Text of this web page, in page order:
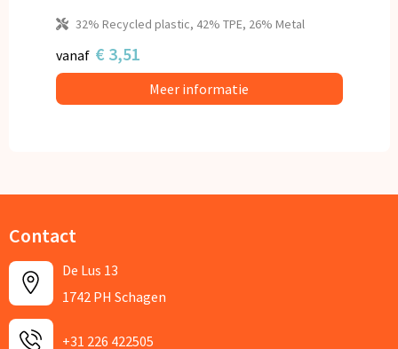
32% Recycled plastic, 42% TPE, 26% Metal
vanaf € 3,51
Meer informatie
Contact
De Lus 13
1742 PH Schagen
+31 226 422505